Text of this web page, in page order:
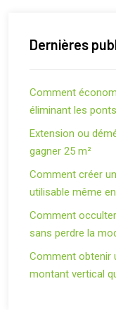
Dernières
Comment
éliminant les
Extension ou
gagner 25 m²
Comment créer
utilisable même
Comment
sans perdre la
Comment obtenir
montant vertical